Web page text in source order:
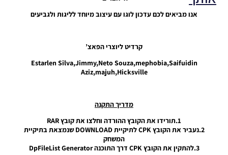
אנו מביאים לכם עדכון לוגו עם עיצוב מיוחד לליגות ולגביעים
קרדיט ליוצרי הפאצ’
Estarlen Silva,Jimmy,Neto Souza,mephobia,Saifuidin
Aziz,majuh,Hicksville
מדריך התקנה
1.תורידו את הקובץ ההורדה וחלצו את קובץ RAR
2.נעביר את הקובץ CPK לתיקיית DOWNLOAD שנמצאת בתיקיית
המשחק
3.להתקין את הקובץ CPK דרך התוכנה DpFileList Generator
עיצוב לוגו
Noam_r